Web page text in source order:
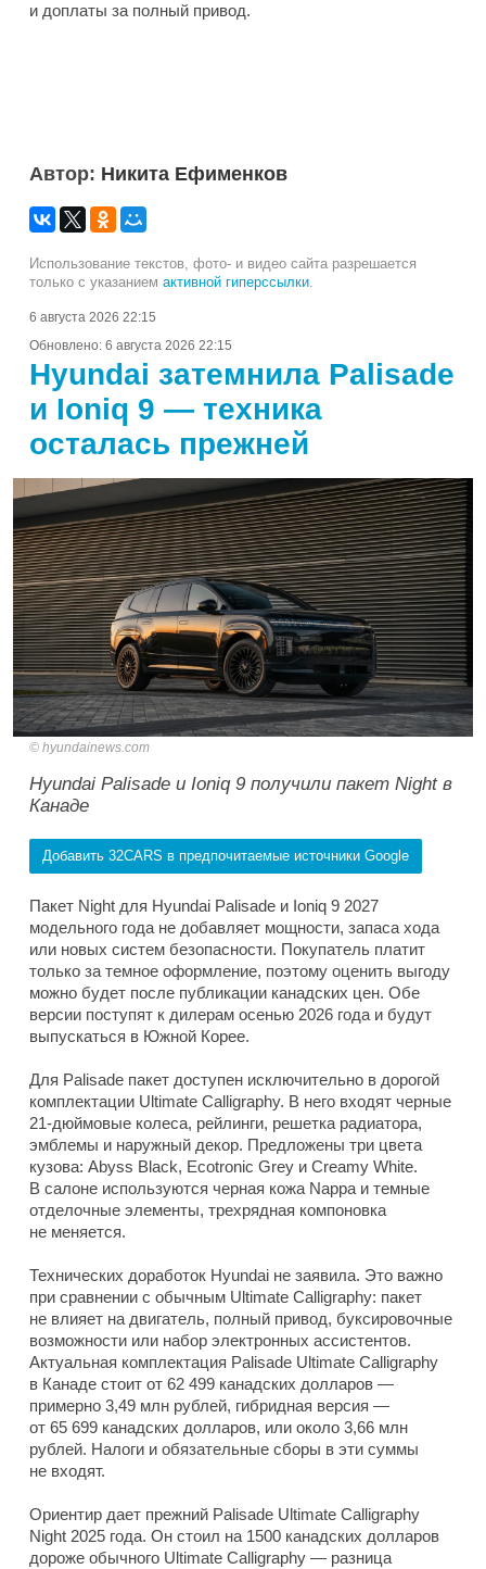
и доплаты за полный привод.
Автор: Никита Ефименков
Использование текстов, фото- и видео сайта разрешается
только с указанием активной гиперссылки.
6 августа 2026 22:15
Обновлено: 6 августа 2026 22:15
Hyundai затемнила Palisade
и Ioniq 9 — техника
осталась прежней
hyundainews.com
Hyundai Palisade и Ioniq 9 получили пакет Night в
Канаде
Добавить 32CARS в предпочитаемые источники Google
Пакет Night для Hyundai Palisade и Ioniq 9 2027
модельного года не добавляет мощности, запаса хода
или новых систем безопасности. Покупатель платит
только за темное оформление, поэтому оценить выгоду
можно будет после публикации канадских цен. Обе
версии поступят к дилерам осенью 2026 года и будут
выпускаться в Южной Корее.
Для Palisade пакет доступен исключительно в дорогой
комплектации Ultimate Calligraphy. В него входят черные
21-дюймовые колеса, рейлинги, решетка радиатора,
эмблемы и наружный декор. Предложены три цвета
кузова: Abyss Black, Ecotronic Grey и Creamy White.
В салоне используются черная кожа Nappa и темные
отделочные элементы, трехрядная компоновка
не меняется.
Технических доработок Hyundai не заявила. Это важно
при сравнении с обычным Ultimate Calligraphy: пакет
не влияет на двигатель, полный привод, буксировочные
возможности или набор электронных ассистентов.
Актуальная комплектация Palisade Ultimate Calligraphy
в Канаде стоит от 62 499 канадских долларов —
примерно 3,49 млн рублей, гибридная версия —
от 65 699 канадских долларов, или около 3,66 млн
рублей. Налоги и обязательные сборы в эти суммы
не входят.
Ориентир дает прежний Palisade Ultimate Calligraphy
Night 2025 года. Он стоил на 1500 канадских долларов
дороже обычного Ultimate Calligraphy — разница